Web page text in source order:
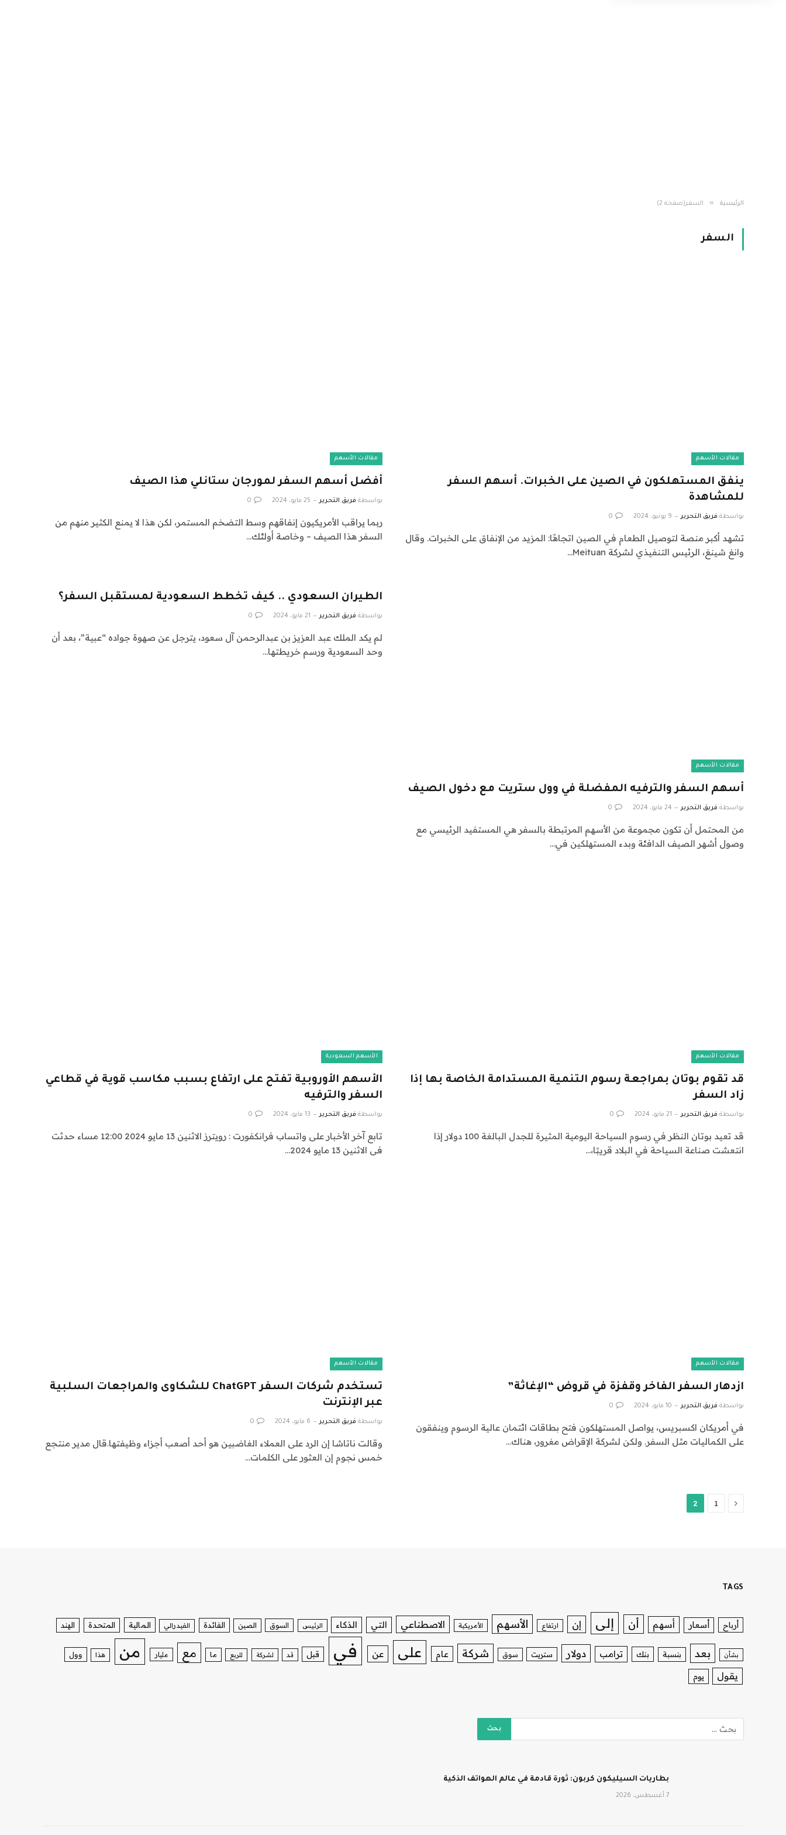
الرئيسية » السفر(صفحه 2)
السفر
مقالات الأسهم
ينفق المستهلكون في الصين على الخبرات. أسهم السفر
للمشاهدة
بواسطة فريق التحرير 9 يونيو، 2024 0
تشهد أكبر منصة لتوصيل الطعام في الصين اتجاهًا: المزيد من الإنفاق على الخبرات. وقال
وانغ شينغ، الرئيس التنفيذي لشركة Meituan…
مقالات الأسهم
أفضل أسهم السفر لمورجان ستانلي هذا الصيف
بواسطة فريق التحرير 25 مايو، 2024 0
ربما يراقب الأمريكيون إنفاقهم وسط التضخم المستمر، لكن هذا لا يمنع الكثير منهم من
السفر هذا الصيف – وخاصة أولئك…
مقالات الأسهم
أسهم السفر والترفيه المفضلة في وول ستريت مع دخول الصيف
بواسطة فريق التحرير 24 مايو، 2024 0
من المحتمل أن تكون مجموعة من الأسهم المرتبطة بالسفر هي المستفيد الرئيسي مع
وصول أشهر الصيف الدافئة وبدء المستهلكين في…
الطيران السعودي .. كيف تخطط السعودية لمستقبل السفر؟
بواسطة فريق التحرير 21 مايو، 2024 0
لم يكد الملك عبد العزيز بن عبدالرحمن آل سعود، يترجل عن صهوة جواده “عبية”، بعد أن
وحد السعودية ورسم خريطتها…
مقالات الأسهم
قد تقوم بوتان بمراجعة رسوم التنمية المستدامة الخاصة بها إذا
زاد السفر
بواسطة فريق التحرير 21 مايو، 2024 0
قد تعيد بوتان النظر في رسوم السياحة اليومية المثيرة للجدل البالغة 100 دولار إذا
انتعشت صناعة السياحة في البلاد قريبًا،…
الأسهم السعودية
الأسهم الأوروبية تفتح على ارتفاع بسبب مكاسب قوية في قطاعي
السفر والترفيه
بواسطة فريق التحرير 13 مايو، 2024 0
تابع آخر الأخبار على واتساب فرانكفورت : رويترز الاثنين 13 مايو 2024 12:00 مساء حدثت
فى الاثنين 13 مايو 2024…
مقالات الأسهم
ازدهار السفر الفاخر وقفزة في قروض “الإغاثة”
بواسطة فريق التحرير 10 مايو، 2024 0
في أمريكان اكسبريس، يواصل المستهلكون فتح بطاقات ائتمان عالية الرسوم وينفقون
على الكماليات مثل السفر. ولكن لشركة الإقراض مغرور، هناك…
مقالات الأسهم
تستخدم شركات السفر ChatGPT للشكاوى والمراجعات السلبية
عبر الإنترنت
بواسطة فريق التحرير 6 مايو، 2024 0
وقالت ناتاشا إن الرد على العملاء الغاضبين هو أحد أصعب أجزاء وظيفتها.قال مدير منتجع
خمس نجوم إن العثور على الكلمات…
السابق
1
2
TAGS
أرباح أسعار أسهم أن إلى إن ارتفاع الأسهم الأمريكية الاصطناعي التي الذكاء الرئيس السوق الصين الفائدة الفيدرالي المالية المتحدة الهند
بشأن بعد بنسبة بنك ترامب دولار ستريت سوق شركة عام على عن في قبل قد لشركة للربع ما مع مليار من هذا وول
يقول يوم
بطاريات السيليكون كربون: ثورة قادمة في عالم الهواتف الذكية
7 أغسطس، 2026